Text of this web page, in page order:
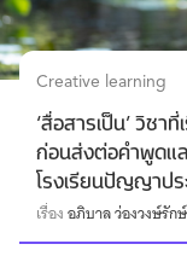
Creative learning
‘สื่อสารเป็น’ วิชา
ก่อนส่งต่อคำพูดแ
โรงเรียนปัญญาปร
เรื่องอภิบาล ว่องวงษ์รักษ์